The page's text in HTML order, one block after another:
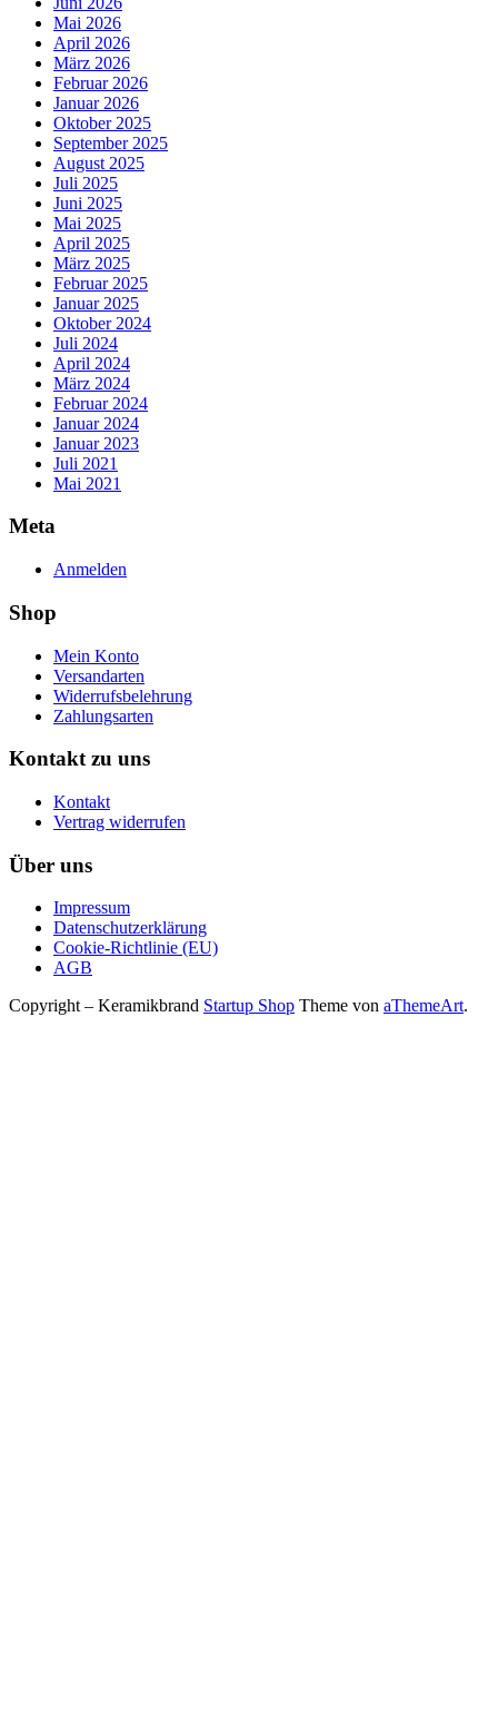
Mai 2026
April 2026
März 2026
Februar 2026
Januar 2026
Oktober 2025
September 2025
August 2025
Juli 2025
Juni 2025
Mai 2025
April 2025
März 2025
Februar 2025
Januar 2025
Oktober 2024
Juli 2024
April 2024
März 2024
Februar 2024
Januar 2024
Januar 2023
Juli 2021
Mai 2021
Meta
Anmelden
Shop
Mein Konto
Versandarten
Widerrufsbelehrung
Zahlungsarten
Kontakt zu uns
Kontakt
Vertrag widerrufen
Über uns
Impressum
Datenschutzerklärung
Cookie-Richtlinie (EU)
AGB
Copyright – Keramikbrand Startup Shop Theme von aThemeArt.